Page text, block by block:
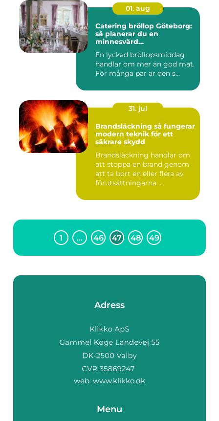
01. aug
Catering bröllop Göteborg:
så planerar du en
minnesvärd
En lyckad bröllopsmiddag
handlar om mer än god mat.
För många par är den s...
31. jul
Brandsläckning så fungerar
modern teknik för ett
säkrare skydd
Brandsläckning handlar om
att stoppa en brand genom
att ta bort en eller flera av
förutsättningarna ...
1 … 46 47 48 49
Adress
web: www.klikko.dk
Menu